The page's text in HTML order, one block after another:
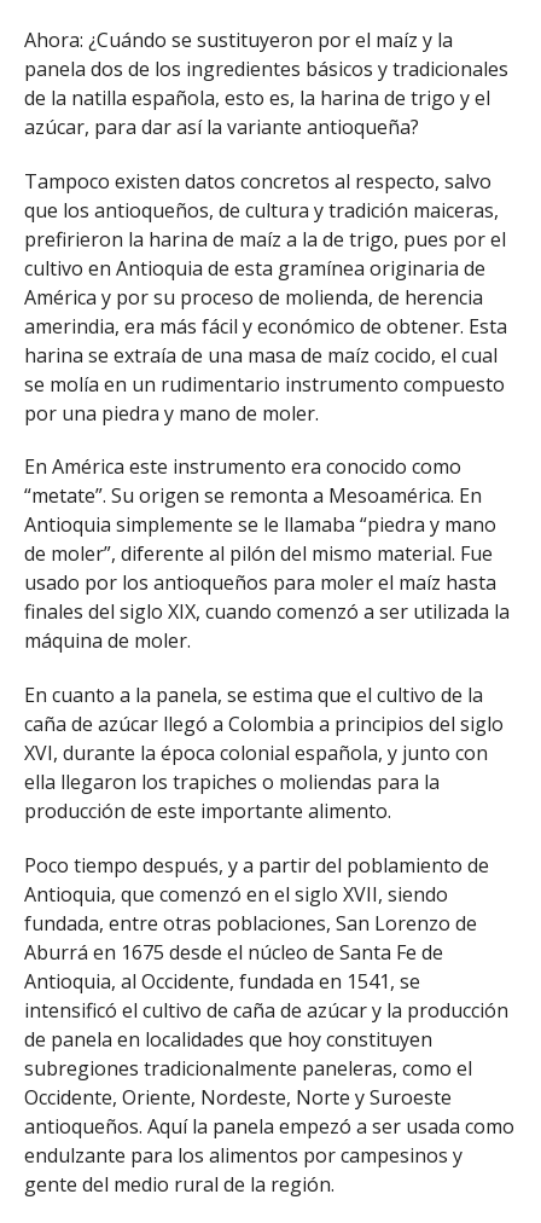
Ahora: ¿Cuándo se sustituyeron por el maíz y la
panela dos de los ingredientes básicos y tradicionales
de la natilla española, esto es, la harina de trigo y el
azúcar, para dar así la variante antioqueña?
Tampoco existen datos concretos al respecto, salvo
que los antioqueños, de cultura y tradición maiceras,
prefirieron la harina de maíz a la de trigo, pues por el
cultivo en Antioquia de esta gramínea originaria de
América y por su proceso de molienda, de herencia
amerindia, era más fácil y económico de obtener. Esta
harina se extraía de una masa de maíz cocido, el cual
se molía en un rudimentario instrumento compuesto
por una piedra y mano de moler.
En América este instrumento era conocido como
“metate”. Su origen se remonta a Mesoamérica. En
Antioquia simplemente se le llamaba “piedra y mano
de moler”, diferente al pilón del mismo material. Fue
usado por los antioqueños para moler el maíz hasta
finales del siglo XIX, cuando comenzó a ser utilizada la
máquina de moler.
En cuanto a la panela, se estima que el cultivo de la
caña de azúcar llegó a Colombia a principios del siglo
XVI, durante la época colonial española, y junto con
ella llegaron los trapiches o moliendas para la
producción de este importante alimento.
Poco tiempo después, y a partir del poblamiento de
Antioquia, que comenzó en el siglo XVII, siendo
fundada, entre otras poblaciones, San Lorenzo de
Aburrá en 1675 desde el núcleo de Santa Fe de
Antioquia, al Occidente, fundada en 1541, se
intensificó el cultivo de caña de azúcar y la producción
de panela en localidades que hoy constituyen
subregiones tradicionalmente paneleras, como el
Occidente, Oriente, Nordeste, Norte y Suroeste
antioqueños. Aquí la panela empezó a ser usada como
endulzante para los alimentos por campesinos y
gente del medio rural de la región.